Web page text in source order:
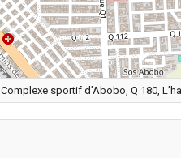
Complexe sportif d’Abobo, Q 180,